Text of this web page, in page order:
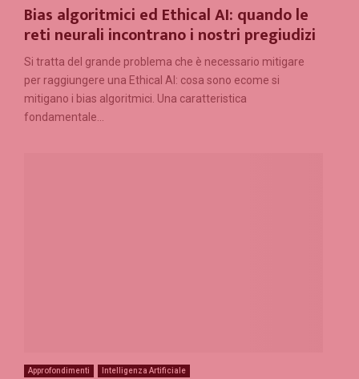
Bias algoritmici ed Ethical AI: quando le
reti neurali incontrano i nostri pregiudizi
Si tratta del grande problema che è necessario mitigare
per raggiungere una Ethical AI: cosa sono ecome si
mitigano i bias algoritmici. Una caratteristica
fondamentale...
Approfondimenti Intelligenza Artificiale